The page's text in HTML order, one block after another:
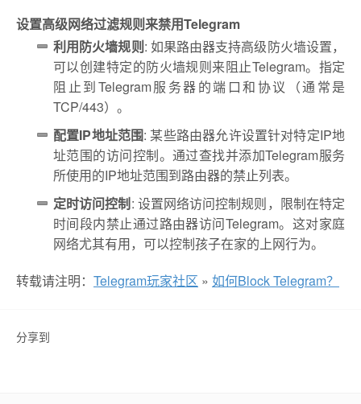
设置高级网络过滤规则来禁用Telegram
利用防火墙规则: 如果路由器支持高级防火墙设置，
可以创建特定的防火墙规则来阻止Telegram。指定
阻止到Telegram服务器的端口和协议（通常是
TCP/443）。
配置IP地址范围: 某些路由器允许设置针对特定IP地
址范围的访问控制。通过查找并添加Telegram服务
所使用的IP地址范围到路由器的禁止列表。
定时访问控制: 设置网络访问控制规则，限制在特定
时间段内禁止通过路由器访问Telegram。这对家庭
网络尤其有用，可以控制孩子在家的上网行为。
转载请注明： Telegram玩家社区 » 如何Block Telegram？
分享到